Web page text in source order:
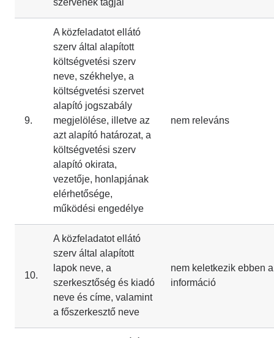
szervének tagjai
9.
A közfeladatot ellátó
szerv által alapított
költségvetési szerv
neve, székhelye, a
költségvetési szervet
alapító jogszabály
megjelölése, illetve az
azt alapító határozat, a
költségvetési szerv
alapító okirata,
vezetője, honlapjának
elérhetősége,
működési engedélye
nem releváns
10.
A közfeladatot ellátó
szerv által alapított
lapok neve, a
szerkesztőség és kiadó
neve és címe, valamint
a főszerkesztő neve
nem keletkezik ebben
információ